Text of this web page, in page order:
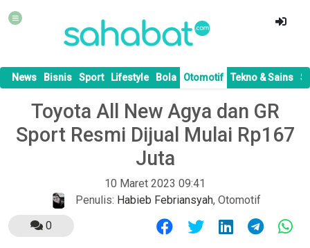
News Bisnis Sport Lifestyle Bola Otomotif Tekno & Sains
Toyota All New Agya dan GR
Sport Resmi Dijual Mulai Rp167
Juta
10 Maret 2023 09:41
Penulis: Habieb Febriansyah, Otomotif
0